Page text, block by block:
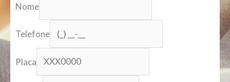
Nome
Telefone
Placa